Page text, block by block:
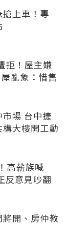
上車！專
拒！屋主嫌
亂象：惜售
場 台中捷
大樓開工動
高薪族喊
反意見吵翻
開、房仲教